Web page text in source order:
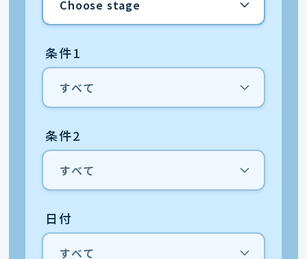
条件1
条件2
日付